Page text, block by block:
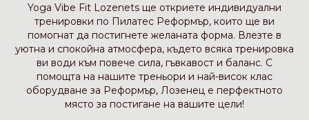
Yoga Vibe Fit Lozenets ще откриете индивидуални
тренировки по Пилатес Реформър, които ще ви
помогнат да постигнете желаната форма. Влезте в
уютна и спокойна атмосфера, където всяка тренировка
ви води към повече сила, гъвкавост и баланс. С
помощта на нашите треньори и най-висок клас
оборудване за Реформър, Лозенец е перфектното
място за постигане на вашите цели!